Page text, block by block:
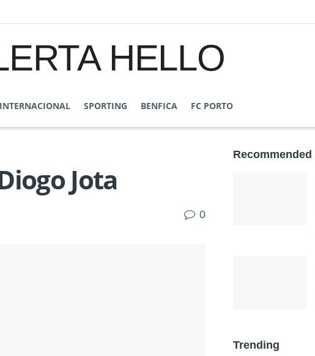
HELLO
INTERNACIONAL SPORTING BENFICA FC PORTO
Jota
0
Recommended
Trending